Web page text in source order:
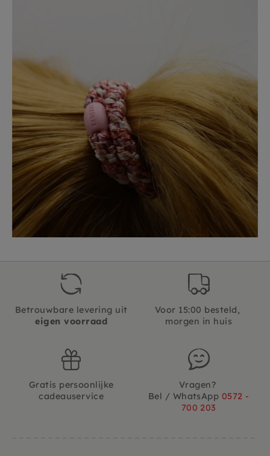
Betrouwbare levering uit
eigen voorraad
Voor 15:00 besteld,
morgen in huis
Gratis persoonlijke
cadeauservice
Vragen?
Bel / WhatsApp 0572 -
700 203